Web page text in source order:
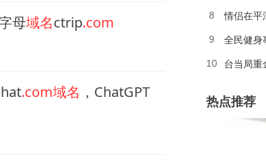
母域名ctrip.com
.com域名 ，ChatGPT
8 情侣在平
9 全民健身
10 台当局重
热点推荐